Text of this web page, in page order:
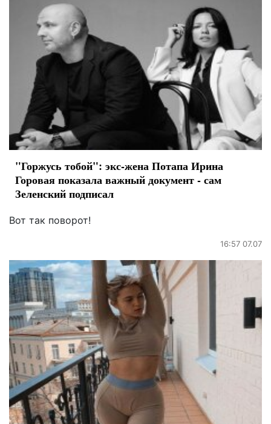
"Горжусь тобой": экс-жена Потапа Ирина
Горовая показала важный документ - сам
Зеленский подписал
Вот так поворот!
16:57 07.07